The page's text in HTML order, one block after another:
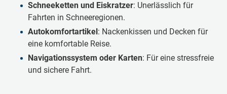
Schneeketten und Eiskratzer: Unerlässlich für
Fahrten in Schneeregionen.
Autokomfortartikel : Nackenkissen und Decken für
eine komfortable Reise.
Navigationssystem oder Karten: Für eine stressfreie
und sichere Fahrt.